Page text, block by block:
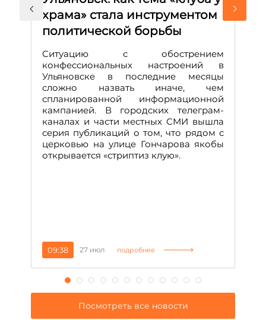
храма» стала инструментом
политической борьбы
Ситуацию с обострением
конфессиональных настроений в
Ульяновске в последние месяцы
сложно назвать иначе, чем
спланированной информационной
кампанией. В городских телеграм-
каналах и части местных СМИ вышла
серия публикаций о том, что рядом с
церковью на улице Гончарова якобы
открывается «стриптиз клую».
09:38 27 июл подробнее
Посмотреть все новости